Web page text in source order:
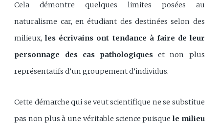
Cela démontre quelques limites posées au
naturalisme car, en étudiant des destinées selon des
milieux,les écrivains ont tendance à faire de leur
personnage des cas pathologiques et non plus
représentatifs d’un groupement d’individus.
Cette démarche qui se veut scientifique ne se substitue
pas non plus à une véritable science puisque le milieu